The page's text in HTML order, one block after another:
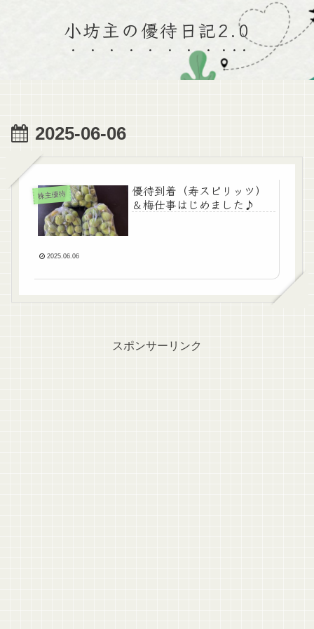
小坊主の優待日記2.0
2025-06-06
株主優待
優待到着（寿スピリッツ）
＆梅仕事はじめました♪
2025.06.06
スポンサーリンク